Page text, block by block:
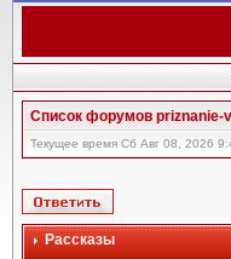
Список форумов priznanie-
Текущее время Сб Авг 08, 2026
Рассказы